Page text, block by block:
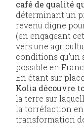
café de qualité
déterminant un
revenu digne
(en engageant
vers une
conditions
possible en
En étant sur
Kolia découvre
la terre sur
la torréfaction
transformation